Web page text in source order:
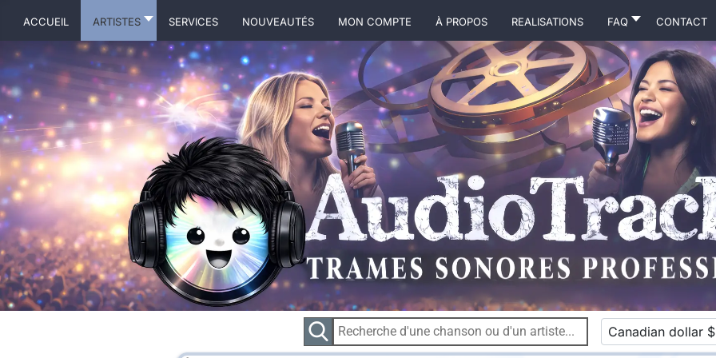
ACCUEIL ARTISTES Services NOUVEAUTÉS MON COMPTE À propos Realisations FAQ Contact
Canadian dollar $